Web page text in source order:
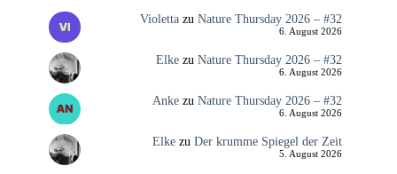
Violettazu Nature Thursday 2026 – #32
6. August 2026
Elkezu Nature Thursday 2026 – #32
6. August 2026
Ankezu Nature Thursday 2026 – #32
6. August 2026
Elkezu Der krumme Spiegel der Zeit
5. August 2026